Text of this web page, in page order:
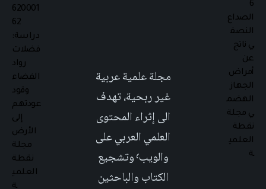
مجلة علمية عربية
غير ربحية، تهدف
الى إثراء المحتوى
العلمي العربي على
والويب٬ وتشجيع
الكتاب والباحثين